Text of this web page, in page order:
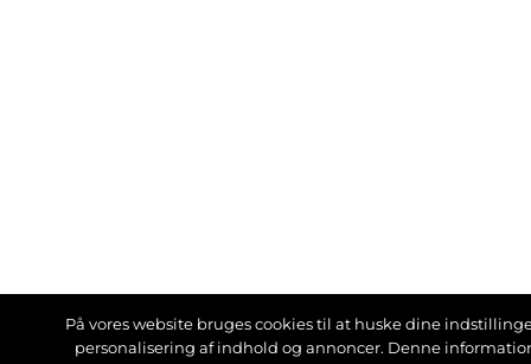
På vores website bruges cookies til at huske dine
personalisering af indhold og annoncer. Denne